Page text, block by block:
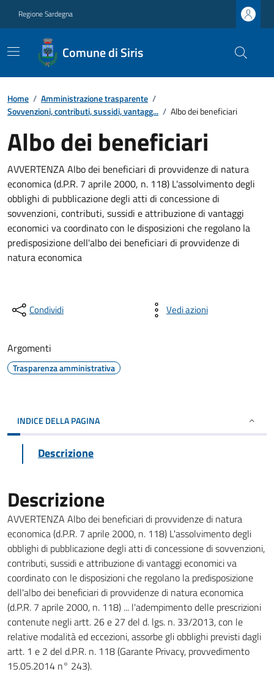
Regione Sardegna
Comune di Siris
Home / Amministrazione trasparente /
Sovvenzioni, contributi, sussidi, vantagg... / Albo dei beneficiari
Albo dei beneficiari
AVVERTENZA Albo dei beneficiari di provvidenze di natura
economica (d.P.R. 7 aprile 2000, n. 118) L'assolvimento degli
obblighi di pubblicazione degli atti di concessione di
sovvenzioni, contributi, sussidi e attribuzione di vantaggi
economici va coordinato con le disposizioni che regolano la
predisposizione dell'albo dei beneficiari di provvidenze di
natura economica
Condividi Vedi azioni
Argomenti
Trasparenza amministrativa
INDICE DELLA PAGINA
Descrizione
Descrizione
AVVERTENZA Albo dei beneficiari di provvidenze di natura
economica (d.P.R. 7 aprile 2000, n. 118) L'assolvimento degli
obblighi di pubblicazione degli atti di concessione di sovvenzioni,
contributi, sussidi e attribuzione di vantaggi economici va
coordinato con le disposizioni che regolano la predisposizione
dell'albo dei beneficiari di provvidenze di natura economica
(d.P.R. 7 aprile 2000, n. 118) ... l'adempimento delle prescrizioni
contenute negli artt. 26 e 27 del d. lgs. n. 33/2013, con le
relative modalità ed eccezioni, assorbe gli obblighi previsti dagli
artt. 1 e 2 del d.P.R. n. 118 (Garante Privacy, provvedimento
15.05.2014 n° 243).